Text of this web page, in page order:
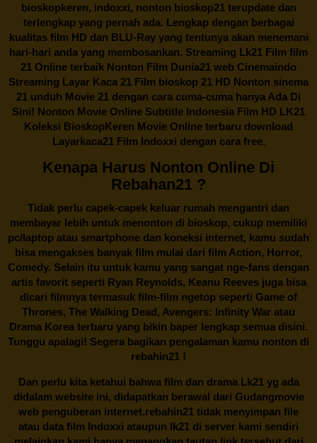
bioskopkeren, indoxxi, nonton bioskop21 terupdate dan
terlengkap yang pernah ada. Lengkap dengan berbagai
kualitas film HD dan BLU-Ray yang tentunya akan menemani
hari-hari anda yang membosankan. Streaming Lk21 Film film
21 Online terbaik Nonton Film Dunia21 web Cinemaindo
Streaming Layar Kaca 21 Film bioskop 21 HD Nonton sinema
21 unduh Movie 21 dengan cara cuma-cuma hanya Ada Di
Sini! Nonton Movie Online Subtitle Indonesia Film HD LK21
Koleksi BioskopKeren Movie Online terbaru download
Layarkaca21 Film Indoxxi dengan cara free.
Kenapa Harus Nonton Online Di
Rebahan21 ?
Tidak perlu capek-capek keluar rumah mengantri dan
membayar lebih untuk menonton di bioskop, cukup memiliki
pc/laptop atau smartphone dan koneksi internet, kamu sudah
bisa mengakses banyak film mulai dari film Action, Horror,
Comedy. Selain itu untuk kamu yang sangat nge-fans dengan
artis favorit seperti Ryan Reynolds, Keanu Reeves juga bisa
dicari filmnya termasuk film-film ngetop seperti Game of
Thrones, The Walking Dead, Avengers: Infinity War atau
Drama Korea terbaru yang bikin baper lengkap semua disini.
Tunggu apalagi! Segera bagikan pengalaman kamu nonton di
rebahin21 !
Dan perlu kita ketahui bahwa film dan dramaLk21yg ada
didalam website ini, didapatkan berawal dari Gudangmovie
web penguberan internet.rebahin21 tidak menyimpan file
atau data film Indoxxi ataupun lk21 di server kami sendiri